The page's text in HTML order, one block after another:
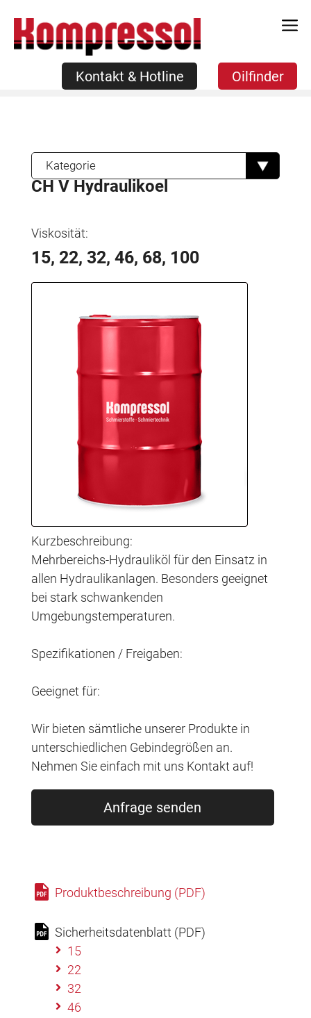
Inhalt
springen
Oilfinder
Kontakt & Hotline Oilfinder
Kategorie
CH V Hydraulikoel
Viskosität:
15, 22, 32, 46, 68, 100
Kurzbeschreibung:
Mehrbereichs-Hydrauliköl für den Einsatz in
allen Hydraulikanlagen. Besonders geeignet
bei stark schwankenden
Umgebungstemperaturen.
Spezifikationen / Freigaben:
Geeignet für:
Wir bieten sämtliche unserer Produkte in
unterschiedlichen Gebindegrößen an.
Nehmen Sie einfach mit uns Kontakt auf!
Anfrage senden
Produktbeschreibung (PDF)
Sicherheitsdatenblatt (PDF)
15
22
32
46